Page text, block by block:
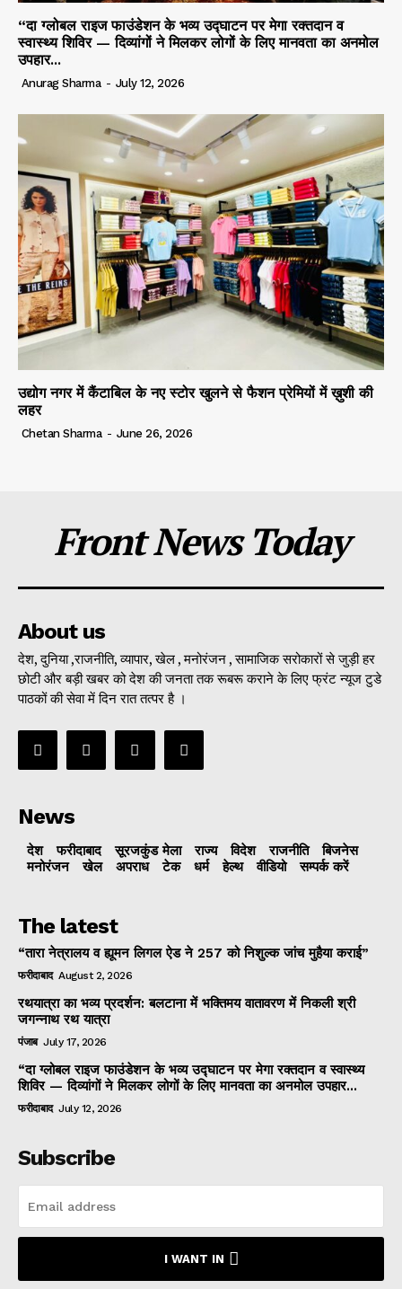
“दा ग्लोबल राइज फाउंडेशन के भव्य उद्घाटन पर मेगा रक्तदान व
स्वास्थ्य शिविर — दिव्यांगों ने मिलकर लोगों के लिए मानवता का अनमोल
उपहार...
Anurag Sharma - July 12, 2026
उद्योग नगर में कैंटाबिल के नए स्टोर खुलने से फैशन प्रेमियों में ख़ुशी की
लहर
Chetan Sharma - June 26, 2026
Front News Today
About us
देश, दुनिया ,राजनीति, व्यापार, खेल , मनोरंजन , सामाजिक सरोकारों से जुड़ी हर
छोटी और बड़ी खबर को देश की जनता तक रूबरू कराने के लिए फ्रंट न्यूज टुडे
पाठकों की सेवा में दिन रात तत्पर है ।
News
देश फरीदाबाद सूरजकुंड मेला राज्‍य विदेश राजनीति
बिजनेस
मनोरंजन
खेल अपराध टेक धर्म हेल्थ वीडियो सम्पर्क करें
The latest
“तारा नेत्रालय व ह्यूमन लिगल ऐड ने 257 को निशुल्क जांच मुहैया कराई”
फरीदाबाद August 2, 2026
रथयात्रा का भव्य प्रदर्शन: बलटाना में भक्तिमय वातावरण में निकली श्री
जगन्नाथ रथ यात्रा
पंजाब July 17, 2026
“दा ग्लोबल राइज फाउंडेशन के भव्य उद्घाटन पर मेगा रक्तदान व स्वास्थ्य
शिविर — दिव्यांगों ने मिलकर लोगों के लिए मानवता का अनमोल उपहार...
फरीदाबाद July 12, 2026
Subscribe
I WANT IN